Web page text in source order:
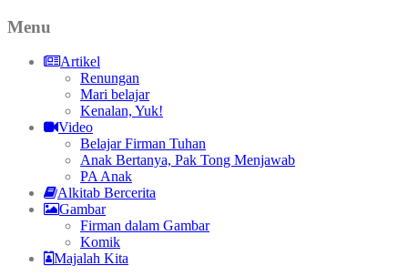
Menu
Artikel
Renungan
Mari belajar
Kenalan, Yuk!
Video
Belajar Firman Tuhan
Anak Bertanya, Pak Tong Menjawab
PA Anak
Alkitab Bercerita
Gambar
Firman dalam Gambar
Komik
Majalah Kita